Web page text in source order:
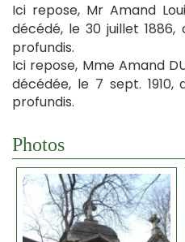
Ici repose, Mr Amand
décédé, le 30 juillet 1886,
profundis.
Ici repose, Mme Amand
décédée, le 7 sept. 1910,
profundis.
Photos